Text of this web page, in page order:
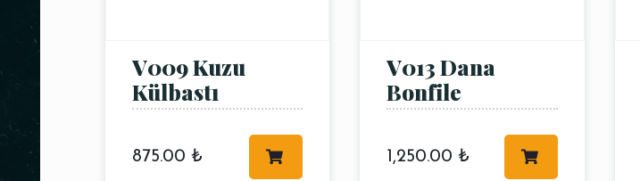
V009 Kuzu
Külbastı
875.00 ₺
V013 Dana
Bonfile
1,250.00₺